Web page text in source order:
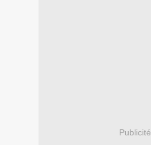
Publicité